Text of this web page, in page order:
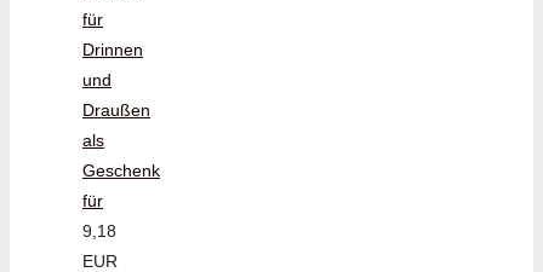
für
Drinnen
und
Draußen
als
Geschenk
für
9,18
EUR